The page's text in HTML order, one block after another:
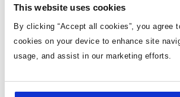
This website uses cookies
By clicking “Accept all cookies”, you agree
cookies on your device to enhance site
usage, and assist in our marketing efforts.
代入到（1），得到最终输出线上的电流
可以用（6）表示：
其中ω为角频率(2πf)；而λ即为波长(1 / (f